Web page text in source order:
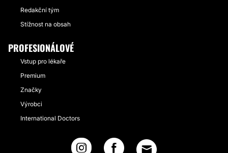
Redakční tým
Stížnost na obsah
PROFESIONÁLOVÉ
Vstup pro lékaře
Premium
Značky
Výrobci
International Doctors